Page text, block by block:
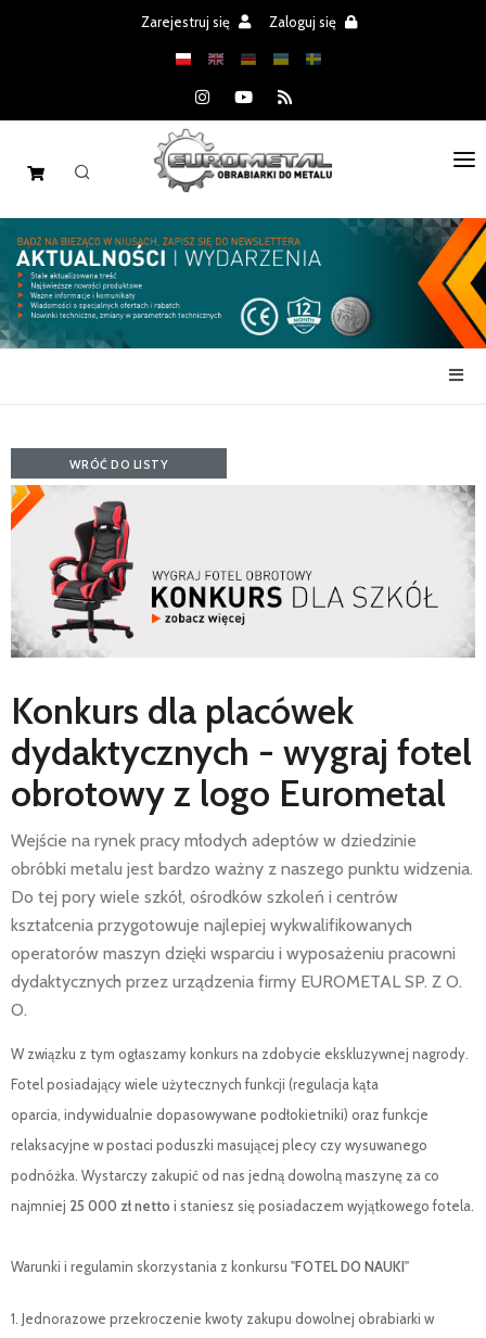
Zarejestruj się Zaloguj się
STRONA GŁÓWNA
MASZYNY
CZĘŚCI
AKTUALNOŚCI
SERWIS
FINANSOWANIE
KATALOGI
O FIRMIE
WRÓĆ DO LISTY
Konkurs dla placówek
dydaktycznych - wygraj fotel
obrotowy z logo Eurometal
Wejście na rynek pracy młodych adeptów w dziedzinie
obróbki metalu jest bardzo ważny z naszego punktu widzenia.
Do tej pory wiele szkół, ośrodków szkoleń i centrów
kształcenia przygotowuje najlepiej wykwalifikowanych
operatorów maszyn dzięki wsparciu i wyposażeniu pracowni
dydaktycznych przez urządzenia firmy EUROMETAL SP. Z O.
O.
W związku z tym ogłaszamy konkurs na zdobycie ekskluzywnej nagrody.
Fotel posiadający wiele użytecznych funkcji (regulacja kąta
oparcia, indywidualnie dopasowywane podłokietniki) oraz funkcje
relaksacyjne w postaci poduszki masującej plecy czy wysuwanego
podnóżka. Wystarczy zakupić od nas jedną dowolną maszynę za co
najmniej 25 000 zł netto i staniesz się posiadaczem wyjątkowego fotela.
Warunki i regulamin skorzystania z konkursu "FOTEL DO NAUKI"
1. Jednorazowe przekroczenie kwoty zakupu dowolnej obrabiarki w